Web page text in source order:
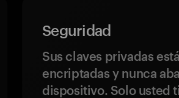
Seguridad
Sus claves privadas
encriptadas y nunca
dispositivo. Solo usted